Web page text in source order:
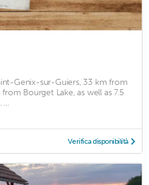
Genix-sur-Guiers, 33 km from
Bourget Lake, as well as 7.5
...
Verifica disponibilità